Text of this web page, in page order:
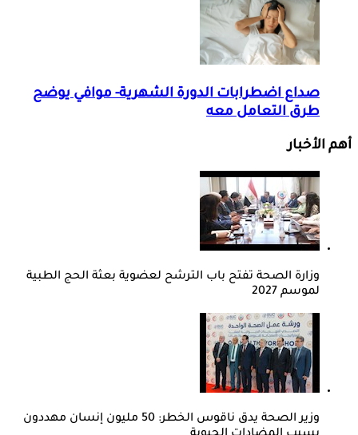
صداع اضطرابات الدورة الشهرية- موافي يوضح
طرق التعامل معه
أهم الأخبار
وزارة الصحة تفتح باب الترشح لعضوية بعثة الحج الطبية
لموسم 2027
وزير الصحة يدق ناقوس الخطر: 50 مليون إنسان مهددون